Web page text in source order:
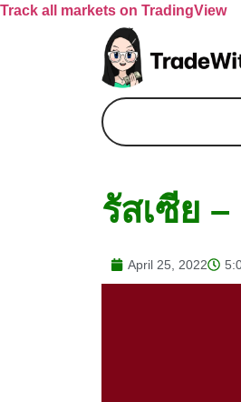
Track all markets on TradingView
รัสเซีย
April 25, 2022